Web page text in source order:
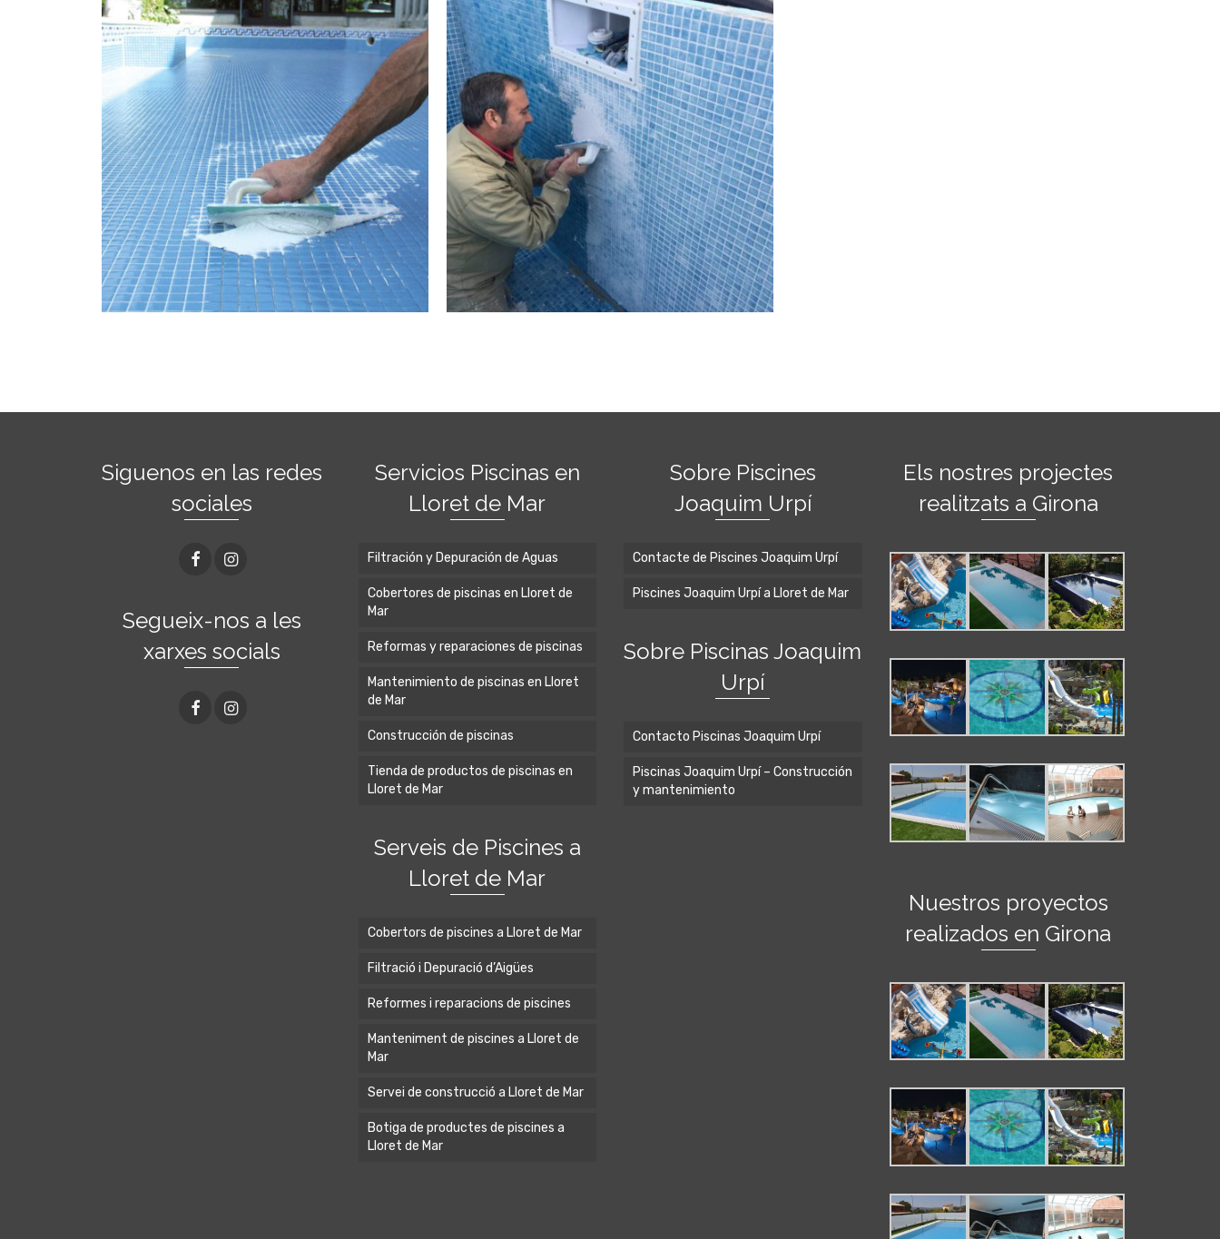
Siguenos en las redes
sociales
Segueix-nos a les
xarxes socials
Servicios Piscinas en
Lloret de Mar
Filtración y Depuración de Aguas
Cobertores de piscinas en Lloret de
Mar
Reformas y reparaciones de piscinas
Mantenimiento de piscinas en Lloret
de Mar
Construcción de piscinas
Tienda de productos de piscinas en
Lloret de Mar
Serveis de Piscines a
Lloret de Mar
Cobertors de piscines a Lloret de Mar
Filtració i Depuració d’Aigües
Reformes i reparacions de piscines
Manteniment de piscines a Lloret de
Mar
Servei de construcció a Lloret de Mar
Botiga de productes de piscines a
Lloret de Mar
Sobre Piscines
Joaquim Urpí
Contacte de Piscines Joaquim Urpí
Piscines Joaquim Urpí a Lloret de Mar
Sobre Piscinas Joaquim
Urpí
Contacto Piscinas Joaquim Urpí
Piscinas Joaquim Urpí – Construcción
y mantenimiento
Els nostres projectes
realitzats a Girona
Nuestros proyectos
realizados en Girona